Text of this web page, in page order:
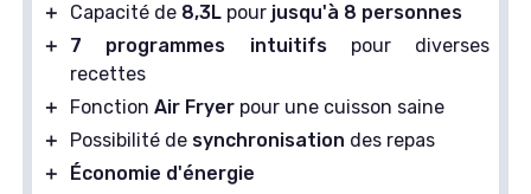
＋ Capacité de 8,3L pour jusqu'à 8 personnes
＋
7 programmes intuitifspour diverses
recettes
＋
Fonction Air Fryer pour une cuisson saine
＋
Possibilité de synchronisation des repas
＋
Économie d'énergie